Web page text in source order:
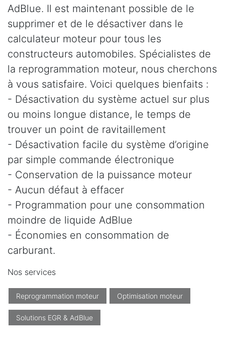
AdBlue. Il est maintenant possible de le
supprimer et de le désactiver dans le
calculateur moteur pour tous les
constructeurs automobiles. Spécialistes de
la reprogrammation moteur, nous cherchons
à vous satisfaire. Voici quelques bienfaits :
- Désactivation du système actuel sur plus
ou moins longue distance, le temps de
trouver un point de ravitaillement
- Désactivation facile du système d’origine
par simple commande électronique
- Conservation de la puissance moteur
- Aucun défaut à effacer
- Programmation pour une consommation
moindre de liquide AdBlue
- Économies en consommation de
carburant.
Nos services
Reprogrammation moteur Optimisation moteur
Solutions EGR & AdBlue